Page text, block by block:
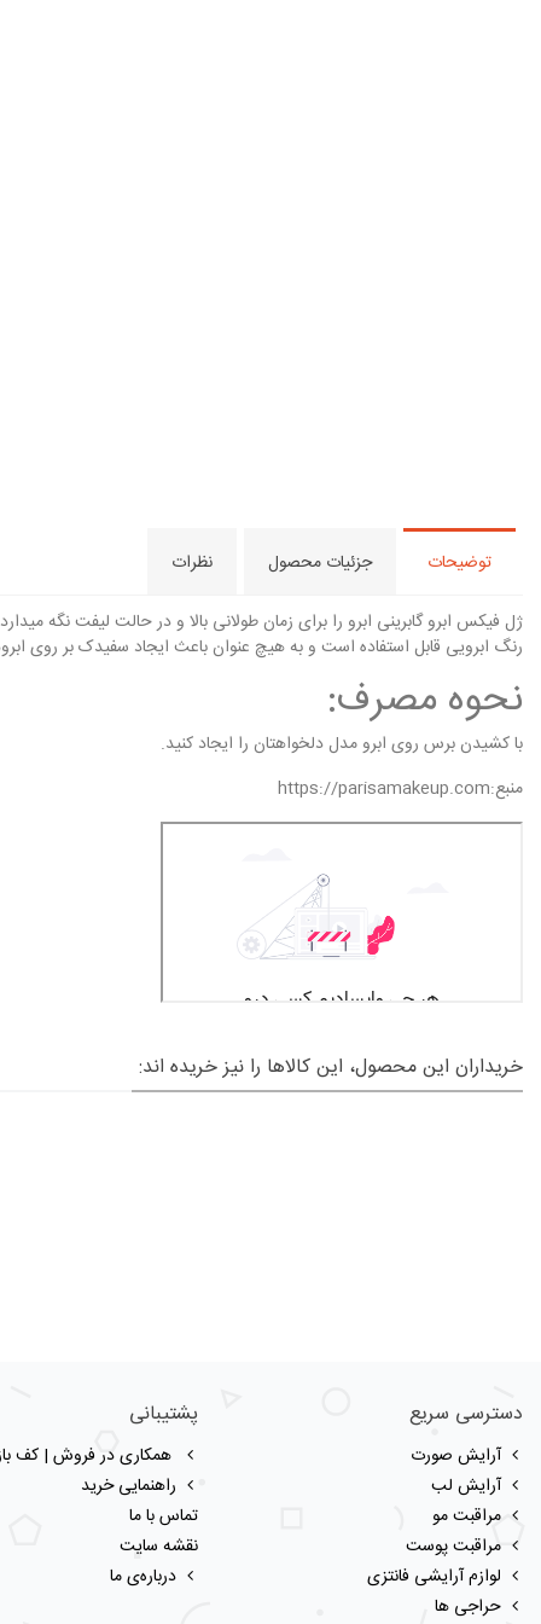
توضیحات جزئیات محصول نظرات
ژل فیکس ابرو گابرینی ابرو را برای زمان طولانی بالا و در حالت لیفت نگه
رنگ ابرویی قابل استفاده است و به هیچ عنوان باعث ایجاد سفیدک بر روی
نحوه مصرف:
با کشیدن برس روی ابرو مدل دلخواهتان را ایجاد کنید.
منبع:https://parisamakeup.com
خریداران این محصول، این کالاها را نیز خریده اند:
دسترسی سریع
آرایش صورت
آرایش لب
مراقبت مو
مراقبت پوست
لوازم آرایشی فانتزی
حراجی ها
پشتیبانی
همکاری در فروش | کف
راهنمایی خرید
تماس با ما
نقشه سایت
درباره‌ی ما